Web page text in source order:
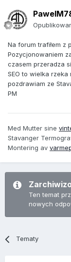
Na forum trafiłem z
Pozycjonowaniem
czasem przeradza
SEO to wielka rzeka
pozdrawiam ze
PM
Med Mutter sine
Stavanger
Montering av
Ten temat
nowych
Tematy